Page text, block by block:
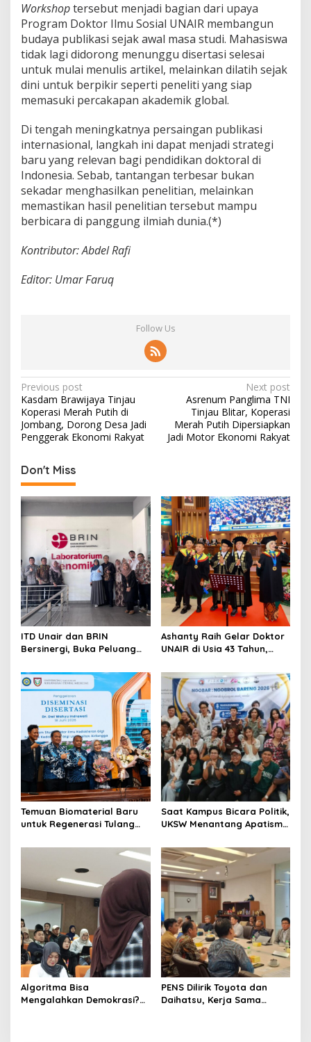
Workshoptersebut menjadi bagian dari upaya
Program Doktor Ilmu Sosial UNAIR membangun
budaya publikasi sejak awal masa studi. Mahasiswa
tidak lagi didorong menunggu disertasi selesai
untuk mulai menulis artikel, melainkan dilatih sejak
dini untuk berpikir seperti peneliti yang siap
memasuki percakapan akademik global.
Di tengah meningkatnya persaingan publikasi
internasional, langkah ini dapat menjadi strategi
baru yang relevan bagi pendidikan doktoral di
Indonesia. Sebab, tantangan terbesar bukan
sekadar menghasilkan penelitian, melainkan
memastikan hasil penelitian tersebut mampu
berbicara di panggung ilmiah dunia.(*)
Kontributor: Abdel Rafi
Editor: Umar Faruq
Follow Us
P
o
s
n
a
v
a
t
i
o
n
Previous post
Kasdam Brawijaya Tinjau
Koperasi Merah Putih di
Jombang, Dorong Desa Jadi
Penggerak Ekonomi Rakyat
Next post
Asrenum Panglima TNI
Tinjau Blitar, Koperasi
Merah Putih Dipersiapkan
Jadi Motor Ekonomi Rakyat
Don't Miss
ITD Unair dan BRIN
Bersinergi, Buka Peluang
Nasional
Ashanty Raih Gelar Doktor
UNAIR di Usia 43 Tahun,
dan Azriel
Temuan Biomaterial Baru
untuk Regenerasi Tulang
Jadi Doktor di UNAIR
Saat Kampus Bicara Politik,
UKSW Menantang Apatisme
Algoritma Bisa
Mengalahkan Demokrasi?
PENS Dilirik Toyota dan
Daihatsu, Kerja Sama